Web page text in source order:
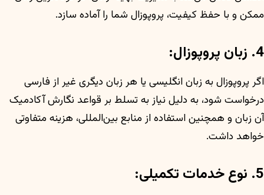
ممکن و با حفظ کیفیت، پروپوزال شما را آماده سازد.
4. زبان پروپوزال:
اگر پروپوزال به زبان انگلیسی یا هر زبان دیگری غیر از فارسی
درخواست شود، به دلیل نیاز به تسلط بر قواعد نگارش آکادمیک
آن زبان و همچنین استفاده از منابع بین‌المللی، هزینه متفاوتی
خواهد داشت.
5. نوع خدمات تکمیلی: